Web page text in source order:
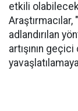
etkili
adlandırılan
artışının